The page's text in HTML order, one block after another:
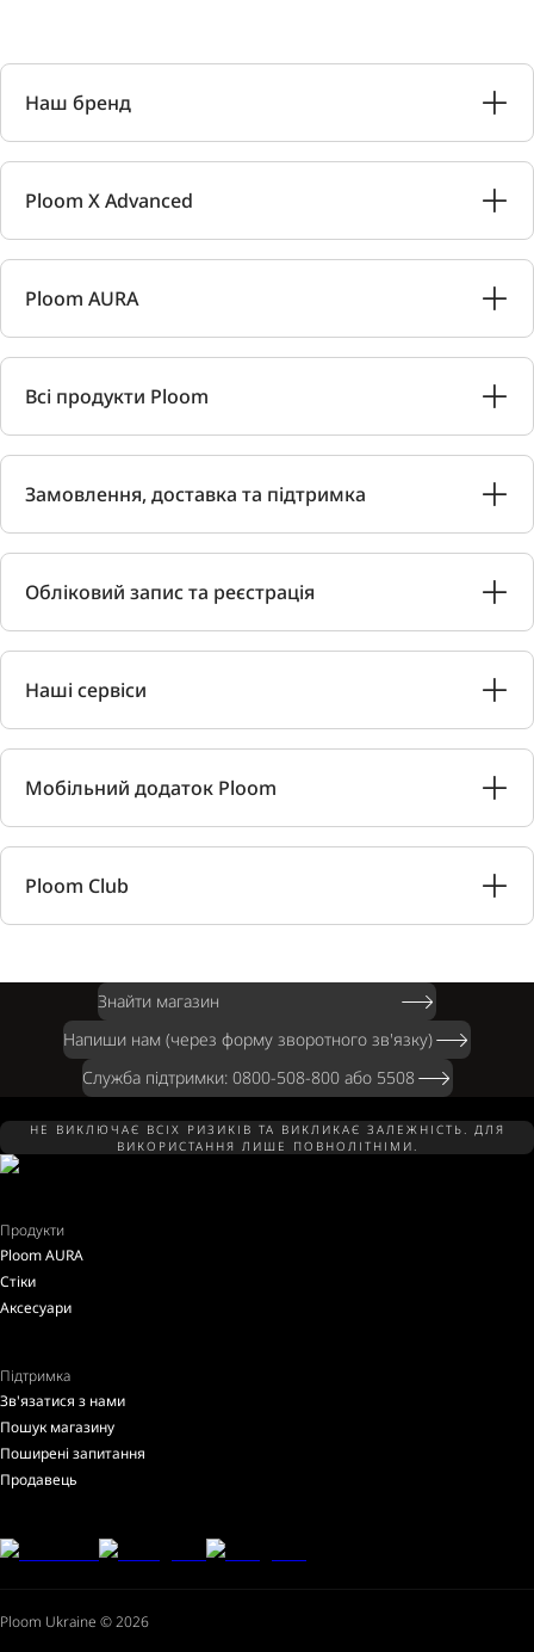
Наш бренд
Ploom X Advanced
Ploom AURA
Всі продукти Ploom
Замовлення, доставка та підтримка
Обліковий запис та реєстрація
Наші сервіси
Мобільний додаток Ploom
Ploom Club
Знайти магазин
Напиши нам (через форму зворотного зв'язку)
Служба підтримки: 0800-508-800 або 5508
НЕ ВИКЛЮЧАЄ ВСІХ РИЗИКІВ ТА ВИКЛИКАЄ ЗАЛЕЖНІСТЬ. ДЛЯ
ВИКОРИСТАННЯ ЛИШЕ ПОВНОЛІТНІМИ.
Продукти
Ploom AURA
Стіки
Аксесуари
Підтримка
Зв'язатися з нами
Пошук магазину
Поширені запитання
Продавець
Ploom Ukraine © 2026